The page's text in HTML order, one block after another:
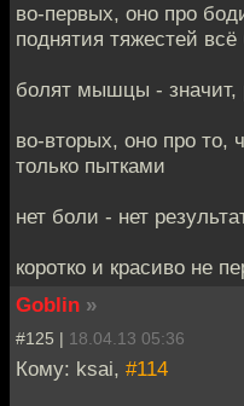
во-первых, оно про
поднятия тяжестей всё
болят мышцы - значит,
во-вторых, оно про то,
только пытками
нет боли - нет
коротко и красиво не
Goblin »
#125 | 18.04.13 05:36
Кому: ksai, #114